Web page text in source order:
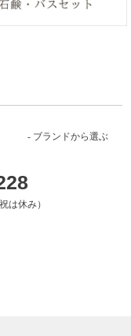
ブランドから選ぶ
は休み）